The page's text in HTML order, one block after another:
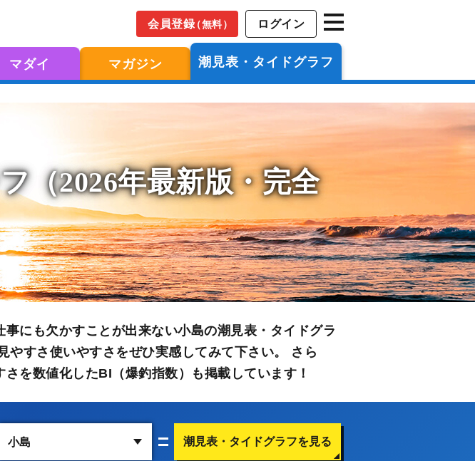
会員登録（無料） ログイン
マダイ マガジン 潮見表・タイドグラフ
（2026年最新版・完全
にも欠かすことが出来ない小島の潮見表・タイドグラ
やすさ使いやすさをぜひ実感してみて下さい。 さら
を数値化したBI（爆釣指数）も掲載しています！
潮見表・タイドグラフを見る